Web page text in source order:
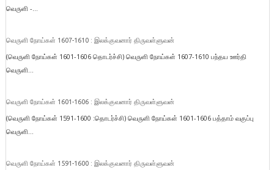
வெருளி -...
வெருளி நோய்கள் 1607-1610 : இலக்குவனார் திருவள்ளுவன்
(வெருளி நோய்கள் 1601-1606 தொடர்ச்சி) வெருளி நோய்கள் 1607-1610 பந்தய ஊர்தி
வெருளி...
வெருளி நோய்கள் 1601-1606 : இலக்குவனார் திருவள்ளுவன்
(வெருளி நோய்கள் 1591-1600 :தொடர்ச்சி) வெருளி நோய்கள் 1601-1606 பத்தாம் வகுப்பு
வெருளி...
வெருளி நோய்கள் 1591-1600 : இலக்குவனார் திருவள்ளுவன்